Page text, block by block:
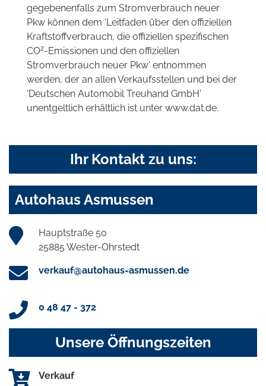
gegebenenfalls zum Stromverbrauch neuer
Pkw können dem 'Leitfaden über den offiziellen
Kraftstoffverbrauch, die offiziellen spezifischen
CO2-Emissionen und den offiziellen
Stromverbrauch neuer Pkw' entnommen
werden, der an allen Verkaufsstellen und bei der
'Deutschen Automobil Treuhand GmbH'
unentgeltlich erhältlich ist unter www.dat.de.
Ihr Kontakt zu uns:
Autohaus Asmussen
Hauptstraße 50
25885 Wester-Ohrstedt
verkauf@autohaus-asmussen.de
0 48 47 - 372
Unsere Öffnungszeiten
Verkauf